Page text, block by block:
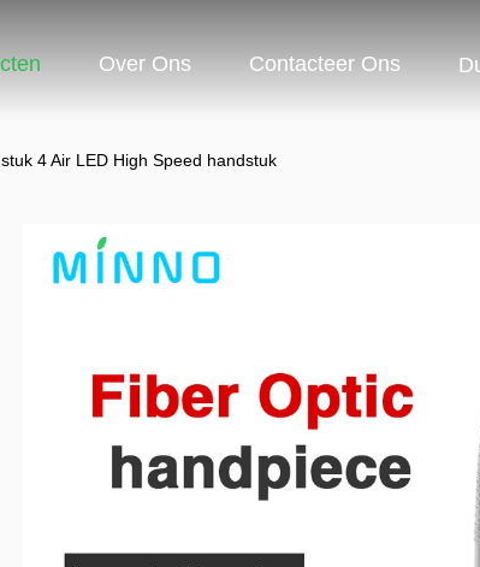
Over Ons Contacteer Ons
4 Air LED High Speed handstuk